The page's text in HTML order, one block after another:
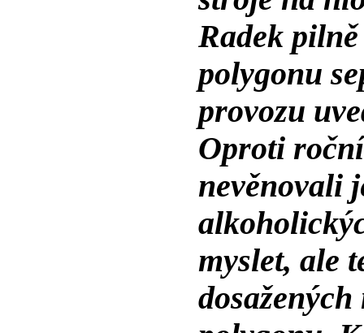
Radek
polygonu
provozu
Oproti
nevěnovali
myslet, ale